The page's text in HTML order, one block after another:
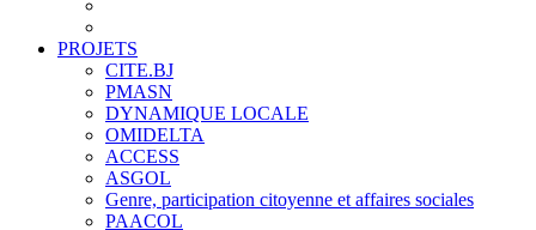
PROJETS
CITE.BJ
PMASN
DYNAMIQUE LOCALE
OMIDELTA
ACCESS
ASGOL
Genre, participation citoyenne et affaires sociales
PAACOL